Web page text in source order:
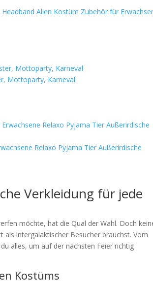
Alien Kostüm Zubehör für
Mottoparty, Karneval
Relaxo Pyjama Tier Außerirdische
Verkleidung für jede
möchte, hat die Qual der Wahl. Doch
intergalaktischer Besucher brauchst. Vom
alles, um auf der nächsten Feier richtig
Kostüms